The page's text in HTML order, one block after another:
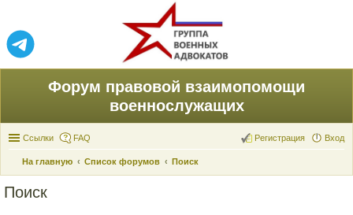
Форум правовой взаимопомощи
военнослужащих
Ссылки FAQ Вход
Регистрация
На главную Список форумов Поиск
Поиск